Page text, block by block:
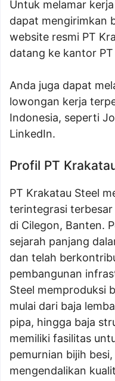
Untuk melamar
dapat mengirimkan
website resmi PT
datang ke kantor
Anda juga dapat
lowongan kerja
Indonesia, seperti
LinkedIn.
Profil PT
PT Krakatau Steel
terintegrasi
di Cilegon, Banten.
sejarah panjang
dan telah
pembangunan
Steel memproduksi
mulai dari baja
pipa, hingga baja
memiliki fasilitas
pemurnian bijih
mengendalikan